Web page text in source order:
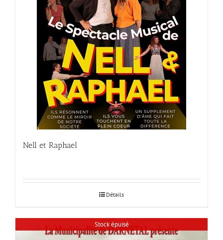
Nell et Raphael
Détails
Stock épuisé